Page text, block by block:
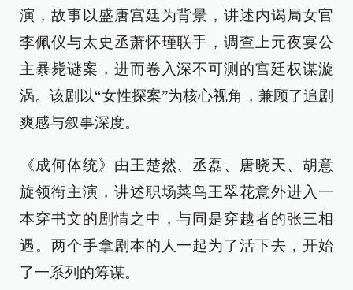
演，故事以盛唐宫廷为背景，讲述内谒局女官
李佩仪与太史丞萧怀瑾联手，调查上元夜宴公
主暴毙谜案，进而卷入深不可测的宫廷权谋漩
涡。该剧以“女性探案”为核心视角，兼顾了追剧
爽感与叙事深度。
《成何体统》由王楚然、丞磊、唐晓天、胡意
旋领衔主演，讲述职场菜鸟王翠花意外进入一
本穿书文的剧情之中，与同是穿越者的张三相
遇。两个手拿剧本的人一起为了活下去，开始
了一系列的筹谋。